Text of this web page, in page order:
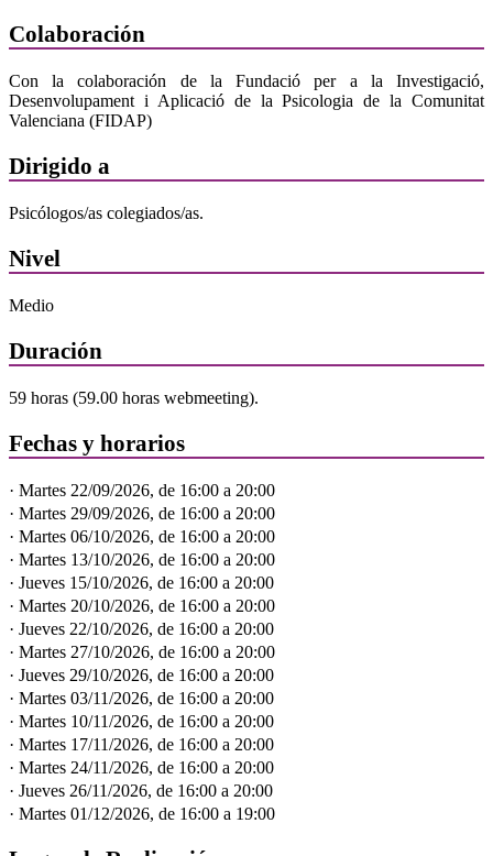
Colaboración
Con la colaboración de la Fundació per a la Investigació,
Desenvolupament i Aplicació de la Psicologia de la Comunitat
Valenciana (FIDAP)
Dirigido a
Psicólogos/as colegiados/as.
Nivel
Medio
Duración
59 horas (59.00 horas webmeeting).
Fechas y horarios
· Martes 22/09/2026, de 16:00 a 20:00
· Martes 29/09/2026, de 16:00 a 20:00
· Martes 06/10/2026, de 16:00 a 20:00
· Martes 13/10/2026, de 16:00 a 20:00
· Jueves 15/10/2026, de 16:00 a 20:00
· Martes 20/10/2026, de 16:00 a 20:00
· Jueves 22/10/2026, de 16:00 a 20:00
· Martes 27/10/2026, de 16:00 a 20:00
· Jueves 29/10/2026, de 16:00 a 20:00
· Martes 03/11/2026, de 16:00 a 20:00
· Martes 10/11/2026, de 16:00 a 20:00
· Martes 17/11/2026, de 16:00 a 20:00
· Martes 24/11/2026, de 16:00 a 20:00
· Jueves 26/11/2026, de 16:00 a 20:00
· Martes 01/12/2026, de 16:00 a 19:00